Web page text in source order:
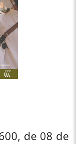
de 08 de